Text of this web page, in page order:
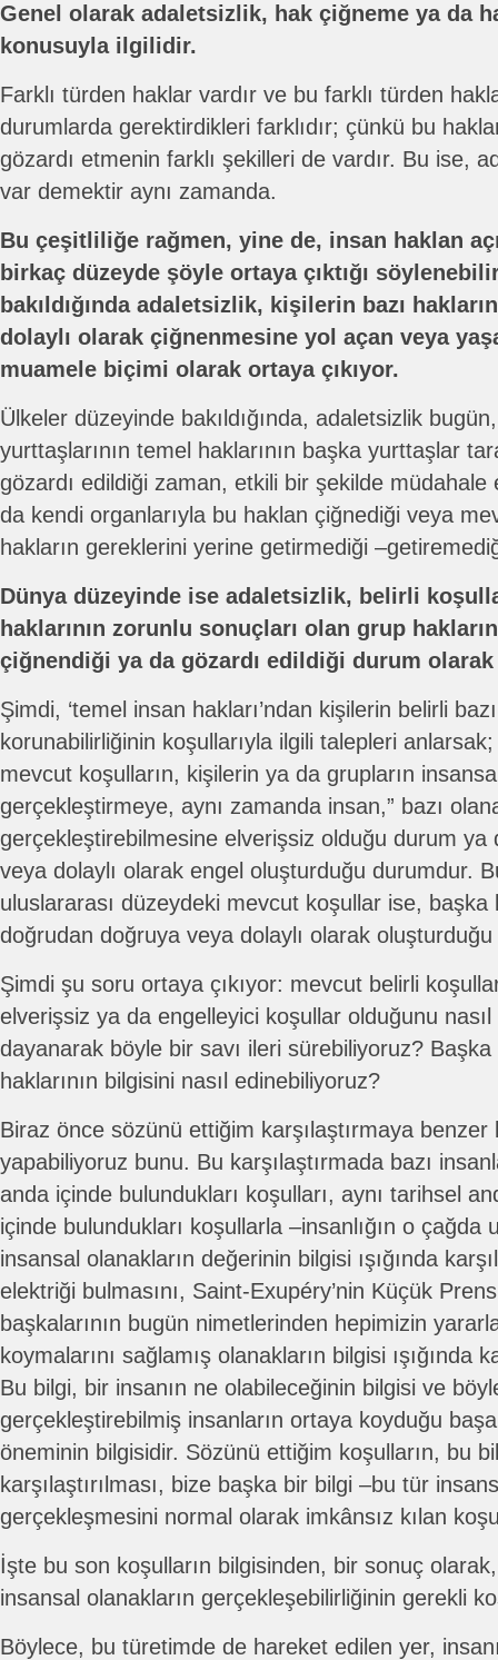
Genel olarak adaletsizlik, hak çiğneme ya da
konusuyla ilgilidir.
Farklı türden haklar vardır ve bu farklı türden
durumlarda gerektirdikleri farklıdır; çünkü bu
gözardı etmenin farklı şekilleri de vardır. Bu ise,
var demektir aynı zamanda.
Bu çeşitliliğe rağmen, yine de, insan haklan
birkaç düzeyde şöyle ortaya çıktığı
bakıldığında adaletsizlik, kişilerin bazı
dolaylı olarak çiğnenmesine yol açan veya
muamele biçimi olarak ortaya çıkıyor.
Ülkeler düzeyinde bakıldığında, adaletsizlik
yurttaşlarının temel haklarının başka yurttaşlar
gözardı edildiği zaman, etkili bir şekilde
da kendi organlarıyla bu haklan çiğnediği veya
hakların gereklerini yerine getirmediği
Dünya düzeyinde ise adaletsizlik, belirli
haklarının zorunlu sonuçları olan grup
çiğnendiği ya da gözardı edildiği durum olarak
Şimdi, ‘temel insan hakları’ndan kişilerin belirli
korunabilirliğinin koşullarıyla ilgili talepleri
mevcut koşulların, kişilerin ya da grupların
gerçekleştirmeye, aynı zamanda insan,” bazı
gerçekleştirebilmesine elverişsiz olduğu durum ya
veya dolaylı olarak engel oluşturduğu durumdur.
uluslararası düzeydeki mevcut koşullar ise, başka
doğrudan doğruya veya dolaylı olarak oluşturduğu
Şimdi şu soru ortaya çıkıyor: mevcut belirli
elverişsiz ya da engelleyici koşullar olduğunu
dayanarak böyle bir savı ileri sürebiliyoruz?
haklarının bilgisini nasıl edinebiliyoruz?
Biraz önce sözünü ettiğim karşılaştırmaya benzer
yapabiliyoruz bunu. Bu karşılaştırmada bazı
anda içinde bulundukları koşulları, aynı tarihsel
içinde bulundukları koşullarla –insanlığın o çağda
insansal olanakların değerinin bilgisi ışığında
elektriği bulmasını, Saint-Exupéry’nin Küçük
başkalarının bugün nimetlerinden hepimizin
koymalarını sağlamış olanakların bilgisi ışığında
Bu bilgi, bir insanın ne olabileceğinin bilgisi ve
gerçekleştirebilmiş insanların ortaya koyduğu
öneminin bilgisidir. Sözünü ettiğim koşulların, bu
karşılaştırılması, bize başka bir bilgi –bu tür
gerçekleşmesini normal olarak imkânsız kılan
İşte bu son koşulların bilgisinden, bir sonuç
insansal olanakların gerçekleşebilirliğinin gerekli
Böylece, bu türetimde de hareket edilen yer,